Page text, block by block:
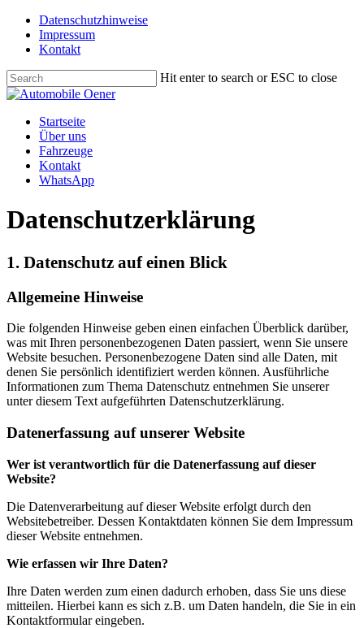
Datenschutzhinweise
Impressum
Kontakt
Hit enter to search or ESC to close
Startseite
Über uns
Fahrzeuge
Kontakt
WhatsApp
Datenschutzerklärung
1. Datenschutz auf einen Blick
Allgemeine Hinweise
Die folgenden Hinweise geben einen einfachen Überblick darüber,
was mit Ihren personenbezogenen Daten passiert, wenn Sie unsere
Website besuchen. Personenbezogene Daten sind alle Daten, mit
denen Sie persönlich identifiziert werden können. Ausführliche
Informationen zum Thema Datenschutz entnehmen Sie unserer
unter diesem Text aufgeführten Datenschutzerklärung.
Datenerfassung auf unserer Website
Wer ist verantwortlich für die Datenerfassung auf dieser
Website?
Die Datenverarbeitung auf dieser Website erfolgt durch den
Websitebetreiber. Dessen Kontaktdaten können Sie dem Impressum
dieser Website entnehmen.
Wie erfassen wir Ihre Daten?
Ihre Daten werden zum einen dadurch erhoben, dass Sie uns diese
mitteilen. Hierbei kann es sich z.B. um Daten handeln, die Sie in ein
Kontaktformular eingeben.